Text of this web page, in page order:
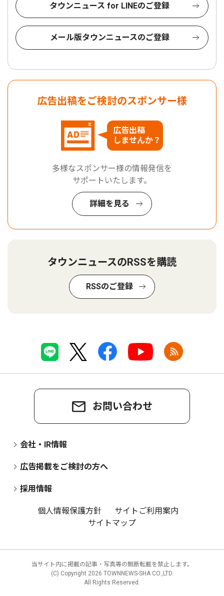
タウンニュース for LINEのご登録
メール版タウンニュースのご登録
広告出稿をご検討のスポンサー様
広告出稿
しませんか？
多様なスポンサー様の情報発信を
サポートいたします。
詳細を見る
タウンニュースのRSSを購読
RSSのご登録
お問い合わせ
会社・IR情報
広告掲載をご検討の方へ
採用情報
個人情報保護方針
サイトご利用案内
サイトマップ
当サイト内に掲載の記事・写真等の無断転載を禁止します。
(C) Copyright 2026 TOWNNEWS-SHA CO.,LTD.
All Rights Reserved.